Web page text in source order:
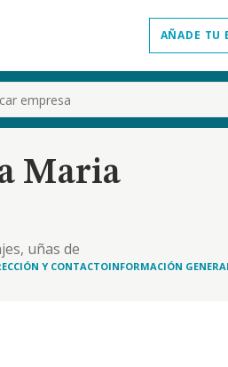
AÑADE TU
Maria
uñas de
Y CONTACTOINFORMACIÓN